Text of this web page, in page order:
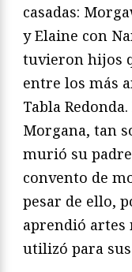
casadas:
y Elaine con
tuvieron hijos
entre los más
Tabla
Morgana, tan
murió su
convento de
pesar de ello,
aprendió artes
utilizó para